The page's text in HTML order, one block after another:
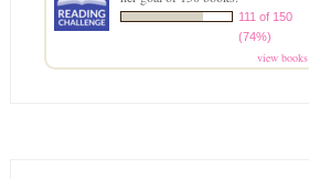
111 of 150
(74%)
view books